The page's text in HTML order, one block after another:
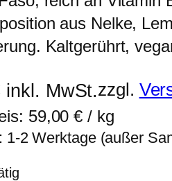
aus Nelke,
Kaltgerührt,
inkl. MwSt.zzgl.
59,00€ / kg
1-2 Werktage (außer